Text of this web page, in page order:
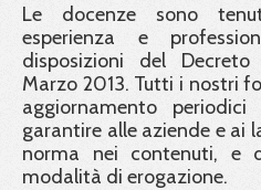
Le docenze sono
esperienza e
disposizioni del
Marzo 2013. Tutti i nostri
aggiornamento
garantire alle aziende e ai
norma nei contenuti, e
modalità di erogazione.